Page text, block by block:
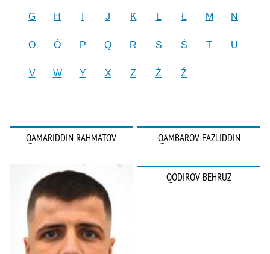
G H J K L Ł M N
O Ó P Q R S Ś T U
V W Y X Z Ż Ź
QAMARIDDIN RAHMATOV QAMBAROV FAZLIDDIN
QODIROV BEHRUZ